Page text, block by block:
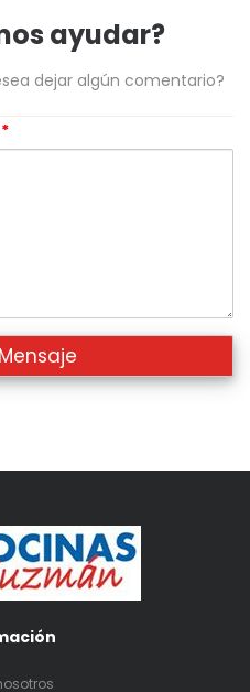
ayudar?
dejar algún comentario?
*